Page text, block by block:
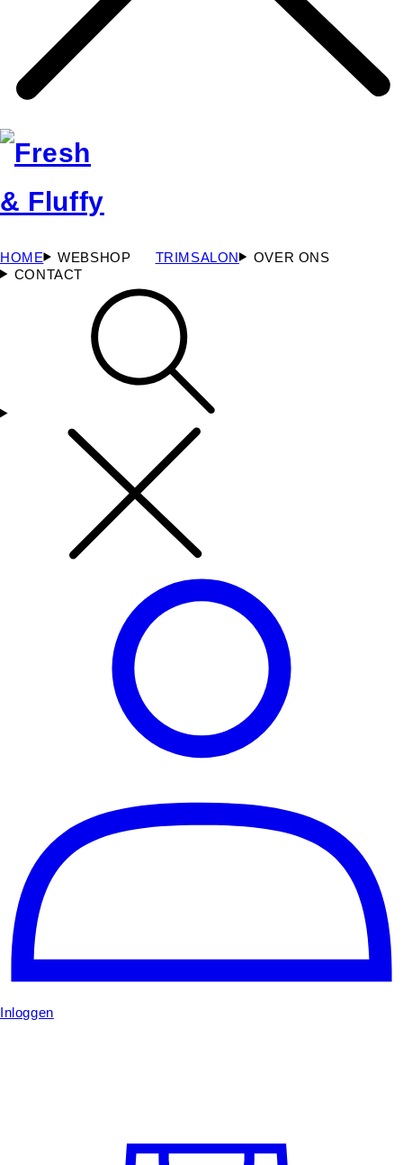
HOME WEBSHOP TRIMSALON
OVER ONS
CONTACT
Inloggen